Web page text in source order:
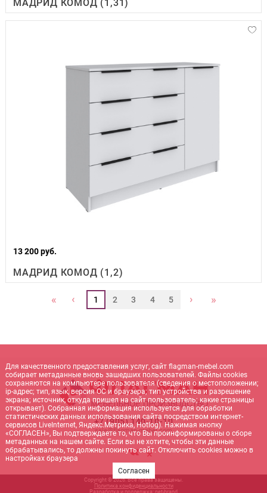
МАДРИД КОМОД (1,31)
13 200 руб.
МАДРИД КОМОД (1,2)
« ‹ 1 2 3 4 5 › »
+7 (905) 140-10-10
sale@flagman-mebel.com
Copyright © 2026. Все права защищены.
Политика конфиденциальности
Разработка и поддержка: net- brand
Для качественного предоставления услуг, сайт flagman-mebel.com
собирает метаданные вновь зашедших пользователей. Файлы cookies
сохраняются на компьютере пользователя (сведения о местоположении;
ip-адрес; тип, язык, версия ОС и браузера; тип устройства и разрешение
экрана; источник, откуда пришел на сайт пользователь; какие страницы
открывает). Собранная информация используется для обработки
статистических данных использования сайта посредством интернет-
сервисов LiveInternet, Яндекс.Метрика, Hotlog). Нажимая кнопку
«СОГЛАСЕН», Вы подтверждаете то, что Вы проинформированы о сборе
метаданных на нашем сайте. Если вы не хотите, чтобы эти данные
обрабатывались, то должны покинуть сайт. Отключить cookies можно в
настройках браузера
Согласен